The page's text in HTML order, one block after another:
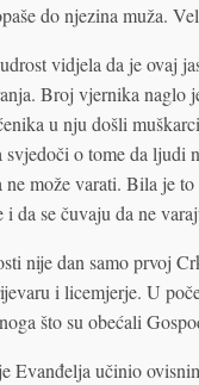
do njezina muža.
vidjela da je ovaj
Broj vjernika naglo
u nju došli
svjedoči o tome da
ne može varati. Bila je
da se čuvaju da ne
nije dan samo prvoj
i licemjerje. U
što su obećali
Evanđelja učinio